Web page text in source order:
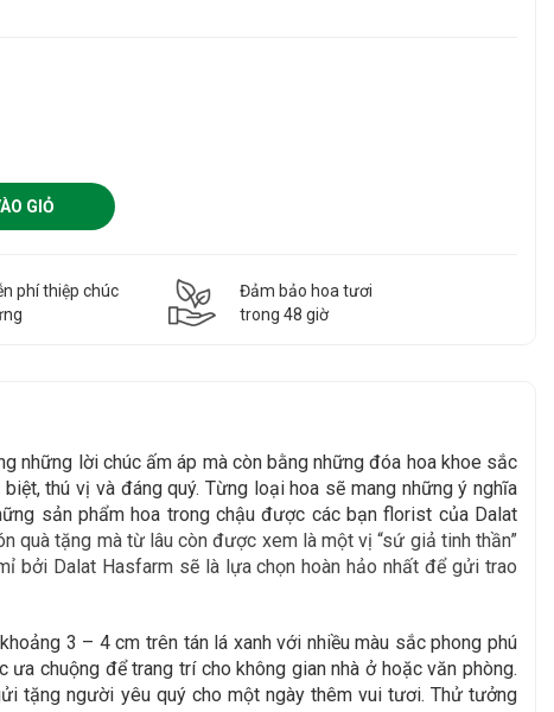
GIỎ
phí thiệp chúc
Đảm bảo hoa tươi
trong 48 giờ
những lời chúc ấm áp mà còn bằng những đóa hoa khoe sắc
thú vị và đáng quý. Từng loại hoa sẽ mang những ý nghĩa
sản phẩm hoa trong chậu được các bạn florist của Dalat
quà tặng mà từ lâu còn được xem là một vị “sứ giả tinh thần”
bởi Dalat Hasfarm sẽ là lựa chọn hoàn hảo nhất để gửi trao
3 – 4 cm trên tán lá xanh với nhiều màu sắc phong phú
chuộng để trang trí cho không gian nhà ở hoặc văn phòng.
tặng người yêu quý cho một ngày thêm vui tươi. Thử tưởng